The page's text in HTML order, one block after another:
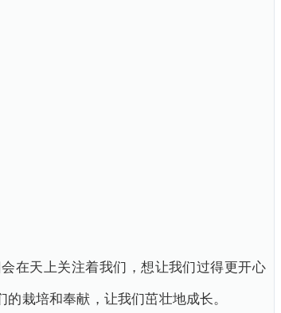
在天上关注着我们，想让我们过得更开心
栽培和奉献，让我们茁壮地成长。